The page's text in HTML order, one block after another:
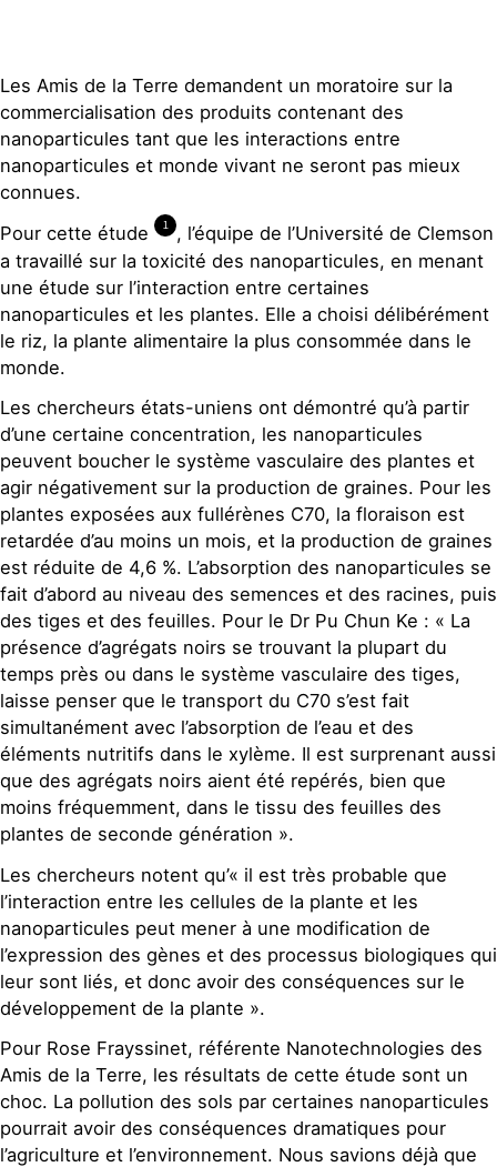
Les Amis de la Terre demandent un moratoire sur la
commercialisation des produits contenant des
nanoparticules tant que les interactions entre
nanoparticules et monde vivant ne seront pas mieux
connues.
Pour cette étude
1
, l’équipe de l’Université de Clemson
a travaillé sur la toxicité des nanoparticules, en menant
une étude sur l’interaction entre certaines
nanoparticules et les plantes. Elle a choisi délibérément
le riz, la plante alimentaire la plus consommée dans le
monde.
Les chercheurs états-uniens ont démontré qu’à partir
d’une certaine concentration, les nanoparticules
peuvent boucher le système vasculaire des plantes et
agir négativement sur la production de graines. Pour les
plantes exposées aux fullérènes C70, la floraison est
retardée d’au moins un mois, et la production de graines
est réduite de 4,6 %. L’absorption des nanoparticules se
fait d’abord au niveau des semences et des racines, puis
des tiges et des feuilles. Pour le Dr Pu Chun Ke : « La
présence d’agrégats noirs se trouvant la plupart du
temps près ou dans le système vasculaire des tiges,
laisse penser que le transport du C70 s’est fait
simultanément avec l’absorption de l’eau et des
éléments nutritifs dans le xylème. Il est surprenant aussi
que des agrégats noirs aient été repérés, bien que
moins fréquemment, dans le tissu des feuilles des
plantes de seconde génération ».
Les chercheurs notent qu’« il est très probable que
l’interaction entre les cellules de la plante et les
nanoparticules peut mener à une modification de
l’expression des gènes et des processus biologiques qui
leur sont liés, et donc avoir des conséquences sur le
développement de la plante ».
Pour Rose Frayssinet, référente Nanotechnologies des
Amis de la Terre, les résultats de cette étude sont un
choc. La pollution des sols par certaines nanoparticules
pourrait avoir des conséquences dramatiques pour
l’agriculture et l’environnement. Nous savions déjà que